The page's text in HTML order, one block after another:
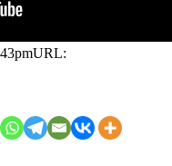
URL: